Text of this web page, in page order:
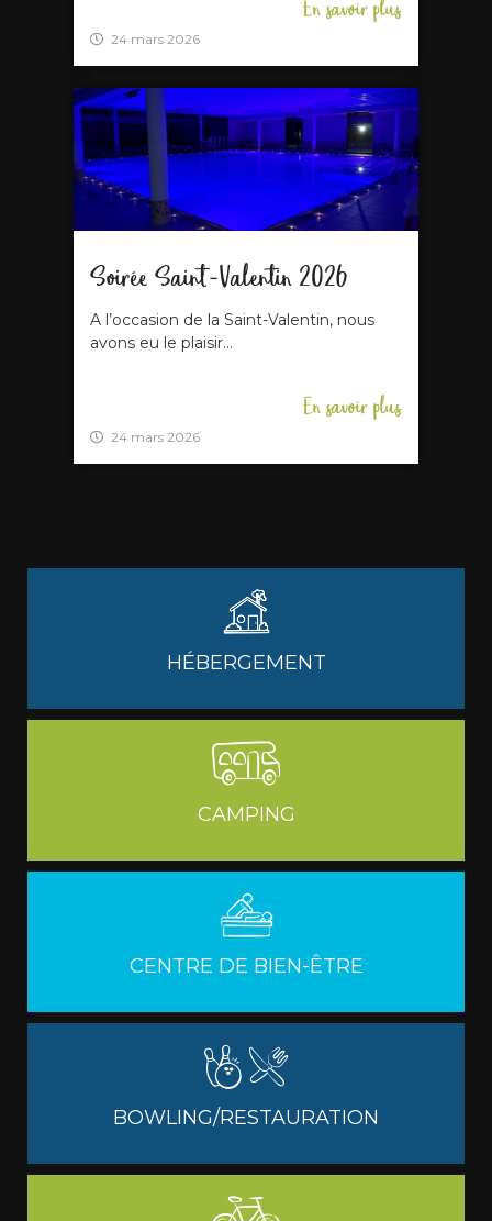
En savoir plus
24 mars 2026
Soirée Saint-Valentin 2026
A l’occasion de la Saint-Valentin, nous
avons eu le plaisir...
En savoir plus
24 mars 2026
HÉBERGEMENT
CAMPING
CENTRE DE BIEN-ÊTRE
BOWLING/RESTAURATION